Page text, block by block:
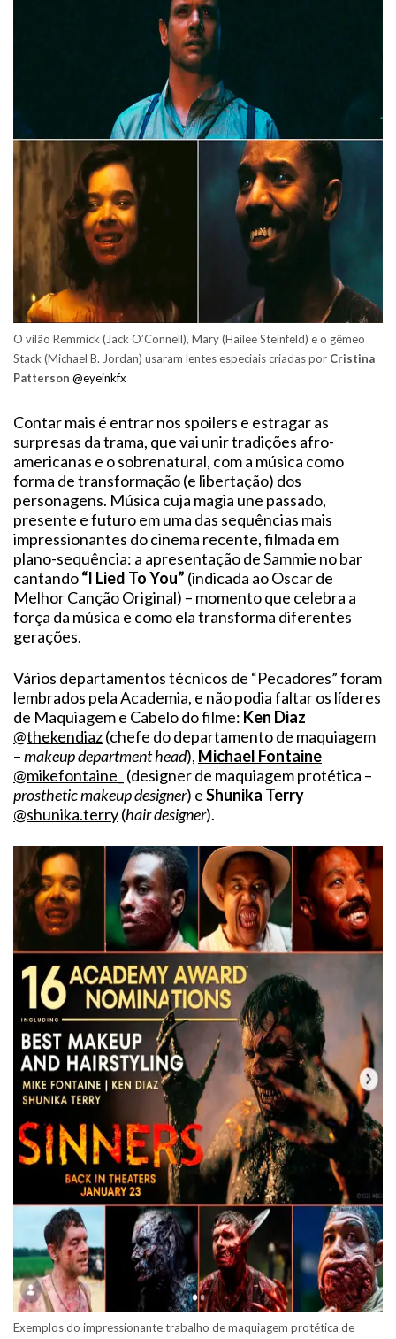
O vilão Remmick (Jack O’Connell), Mary (Hailee Steinfeld) e o gêmeo
Stack (Michael B. Jordan) usaram lentes especiais criadas por Cristina
Patterson @eyeinkfx
Contar mais é entrar nos spoilers e estragar as
surpresas da trama, que vai unir tradições afro-
americanas e o sobrenatural, com a música como
forma de transformação (e libertação) dos
personagens. Música cuja magia une passado,
presente e futuro em uma das sequências mais
impressionantes do cinema recente, filmada em
plano-sequência: a apresentação de Sammie no bar
cantando“I Lied To You” (indicada ao Oscar de
Melhor Canção Original) – momento que celebra a
força da música e como ela transforma diferentes
gerações.
Vários departamentos técnicos de “Pecadores” foram
lembrados pela Academia, e não podia faltar os líderes
de Maquiagem e Cabelo do filme: Ken Diaz
@thekendiaz(chefe do departamento de maquiagem
–makeup department head), Michael Fontaine
@mikefontaine_ (designer de maquiagem protética –
prosthetic makeup designer) eShunika Terry
@shunika.terry(hair designer).
Exemplos do impressionante trabalho de maquiagem protética de